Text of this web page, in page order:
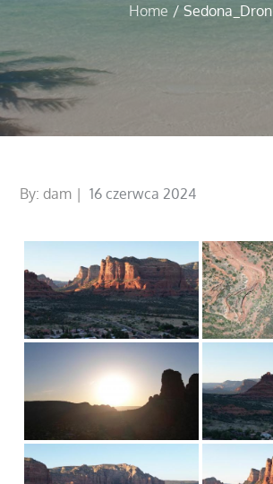
Home Sedona_Dron
By:dam
Posted
16 czerwca 2024